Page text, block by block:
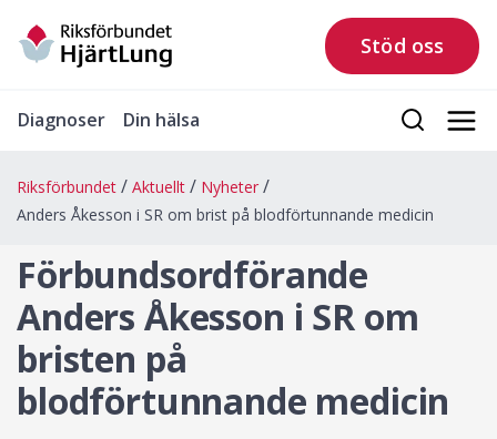
Stöd oss
Diagnoser Din hälsa
Riksförbundet Aktuellt
Nyheter
Anders Åkesson i SR om brist på blodförtunnande medicin
Förbundsordförande
Anders Åkesson i SR om
bristen på
blodförtunnande medicin